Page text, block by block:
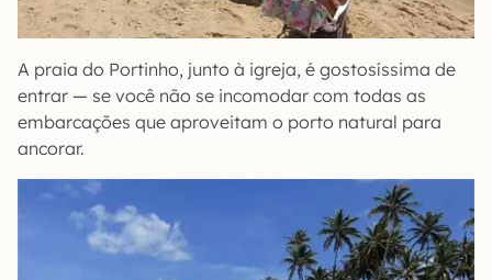
A praia do Portinho, junto à igreja, é gostosíssima de
entrar — se você não se incomodar com todas as
embarcações que aproveitam o porto natural para
ancorar.